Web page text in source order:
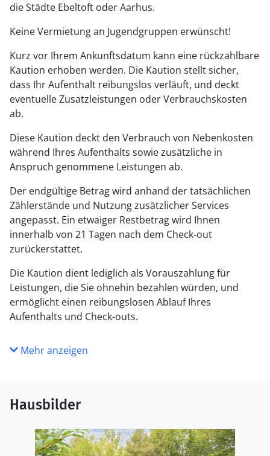
die Städte Ebeltoft oder Aarhus.
Keine Vermietung an Jugendgruppen erwünscht!
Kurz vor Ihrem Ankunftsdatum kann eine rückzahlbare
Kaution erhoben werden. Die Kaution stellt sicher,
dass Ihr Aufenthalt reibungslos verläuft, und deckt
eventuelle Zusatzleistungen oder Verbrauchskosten
ab.
Diese Kaution deckt den Verbrauch von Nebenkosten
während Ihres Aufenthalts sowie zusätzliche in
Anspruch genommene Leistungen ab.
Der endgültige Betrag wird anhand der tatsächlichen
Zählerstände und Nutzung zusätzlicher Services
angepasst. Ein etwaiger Restbetrag wird Ihnen
innerhalb von 21 Tagen nach dem Check-out
zurückerstattet.
Die Kaution dient lediglich als Vorauszahlung für
Leistungen, die Sie ohnehin bezahlen würden, und
ermöglicht einen reibungslosen Ablauf Ihres
Aufenthalts und Check-outs.
Mehr anzeigen
Hausbilder